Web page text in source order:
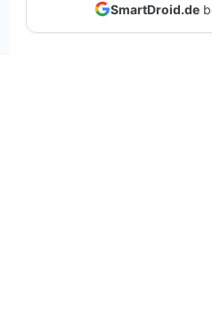
SmartDroid.de